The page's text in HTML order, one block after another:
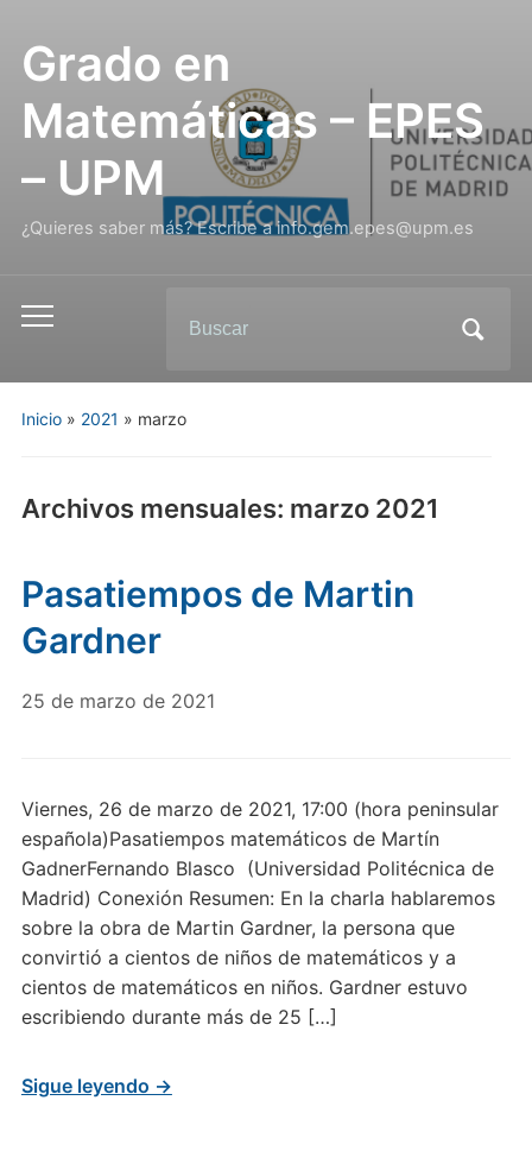
Grado en
Matemáticas – EPES
– UPM
¿Quieres saber más? Escribe a info.gem.epes@upm.es
Inicio» 2021 » marzo
Archivos mensuales: marzo 2021
Pasatiempos de Martin
Gardner
25 de marzo de 2021
Viernes, 26 de marzo de 2021, 17:00 (hora peninsular
española)Pasatiempos matemáticos de Martín
GadnerFernando Blasco (Universidad Politécnica de
Madrid) Conexión Resumen: En la charla hablaremos
sobre la obra de Martin Gardner, la persona que
convirtió a cientos de niños de matemáticos y a
cientos de matemáticos en niños. Gardner estuvo
escribiendo durante más de 25 […]
Sigue leyendo →